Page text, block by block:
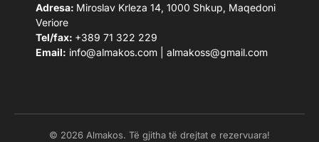
Adresa: Miroslav Krleza 14, 1000 Shkup, Maqedoni
Veriore
Tel/fax: +389 71 322 229
Email: info@almakos.com almakoss@gmail.com
© 2026 Almakos. Të gjitha të drejtat e rezervuara!